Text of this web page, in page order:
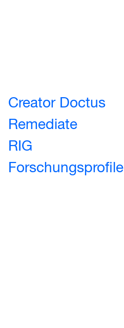
Creator Doctus
Remediate
RIG
Forschungsprofile